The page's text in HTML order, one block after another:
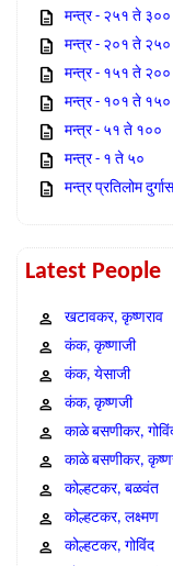
मन्त्र - २५१ ते ३००
मन्त्र - २०१ ते २५०
मन्त्र - १५१ ते २००
मन्त्र - १०१ ते १५०
मन्त्र - ५१ ते १००
मन्त्र - १ ते ५०
मन्त्र प्रतिलोम
Latest People
खटावकर, कृष्णराव
कंक, कृष्णाजी
कंक, येसाजी
कंक, कृष्णजी
काळे बसणीकर,
काळे बसणीकर,
कोल्हटकर, बळवंत
कोल्हटकर, लक्ष्मण
कोल्हटकर, गोविंद